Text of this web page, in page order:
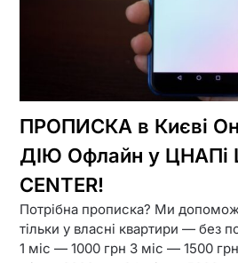
ПРОПИСКА в Києві
ДІЮ Офлайн у ЦНАПі
CENTER!
Потрібна прописка? Ми
тільки у власні квартири — без
1 міс — 1000 грн 3 міс — 1500